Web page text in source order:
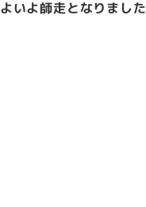
いよ師走となりました